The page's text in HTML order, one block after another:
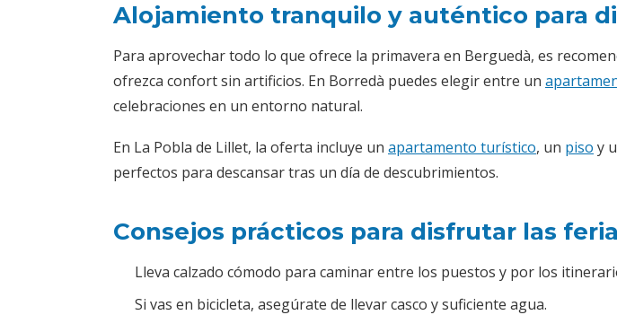
Alojamiento tranquilo y auténtico para
Para aprovechar todo lo que ofrece la primavera en Berguedà, es
ofrezca confort sin artificios. En Borredà puedes elegir entre un
celebraciones en un entorno natural.
En La Pobla de Lillet, la oferta incluye un apartamento turístico, un piso y
perfectos para descansar tras un día de descubrimientos.
Consejos prácticos para disfrutar las
Lleva calzado cómodo para caminar entre los puestos y por los
Si vas en bicicleta, asegúrate de llevar casco y suficiente agua.